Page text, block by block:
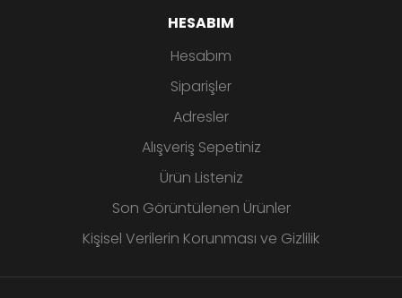
HESABIM
Hesabım
Siparişler
Adresler
Alışveriş Sepetiniz
Ürün Listeniz
Son Görüntülenen Ürünler
Kişisel Verilerin Korunması ve Gizlilik